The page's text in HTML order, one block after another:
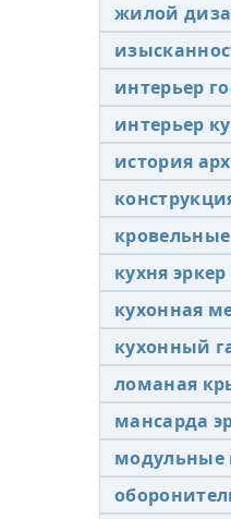
жилой
интерьер
интерьер
история
кухня эркер
кухонная
кухонный
ломаная
мансарда
модульные